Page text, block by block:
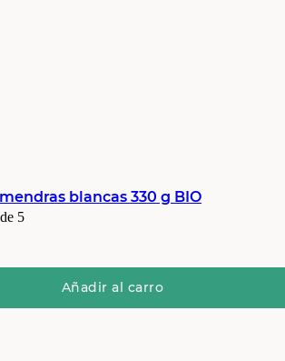
blancas 330 g BIO
de 5
Añadir al carro